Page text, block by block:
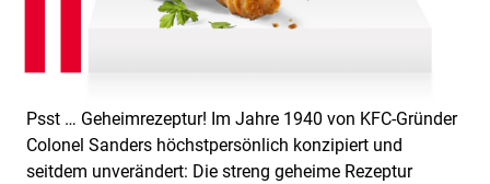
Psst … Geheimrezeptur! Im Jahre 1940 von KFC-Gründer
Colonel Sanders höchstpersönlich konzipiert und
seitdem unverändert: Die streng geheime Rezeptur